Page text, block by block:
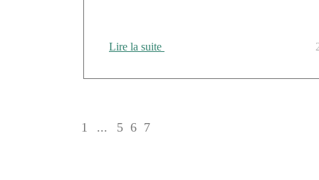
Lire la suite
1 ... 5 6 7